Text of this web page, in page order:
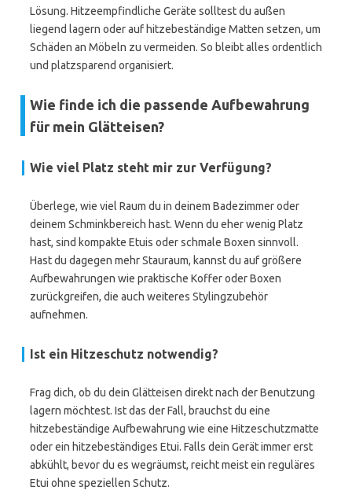
Lösung. Hitzeempfindliche Geräte solltest du außen
liegend lagern oder auf hitzebeständige Matten setzen, um
Schäden an Möbeln zu vermeiden. So bleibt alles ordentlich
und platzsparend organisiert.
Wie finde ich die passende Aufbewahrung
für mein Glätteisen?
Wie viel Platz steht mir zur Verfügung?
Überlege, wie viel Raum du in deinem Badezimmer oder
deinem Schminkbereich hast. Wenn du eher wenig Platz
hast, sind kompakte Etuis oder schmale Boxen sinnvoll.
Hast du dagegen mehr Stauraum, kannst du auf größere
Aufbewahrungen wie praktische Koffer oder Boxen
zurückgreifen, die auch weiteres Stylingzubehör
aufnehmen.
Ist ein Hitzeschutz notwendig?
Frag dich, ob du dein Glätteisen direkt nach der Benutzung
lagern möchtest. Ist das der Fall, brauchst du eine
hitzebeständige Aufbewahrung wie eine Hitzeschutzmatte
oder ein hitzebeständiges Etui. Falls dein Gerät immer erst
abkühlt, bevor du es wegräumst, reicht meist ein reguläres
Etui ohne speziellen Schutz.